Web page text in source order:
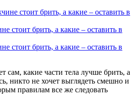
стоит брить, а какие – оставить в
стоит брить, а какие – оставить в
какие части тела лучше брить, а
никто не хочет выглядеть смешно и
правилам все же следовать